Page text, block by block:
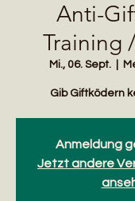
Anti-
Training
Mi., 06. Sept.
Gib Giftködern
Anmeldung
Jetzt andere